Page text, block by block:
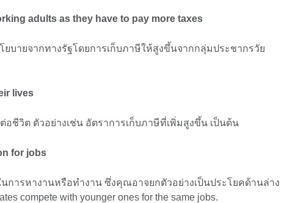
adults as they have to pay more taxes
ยบายจากทางรัฐโดยการเก็บภาษีให้สูงขึ้นจากกลุ่มประชากรวัย
lives
อชีวิต ตัวอย่างเช่น อัตราการเก็บภาษีที่เพิ่มสูงขึ้น เป็นต้น
for jobs
การหางานหรือทำงาน ซึ่งคุณอาจยกตัวอย่างเป็นประโยคด้านล่าง
compete with younger ones for the same jobs.